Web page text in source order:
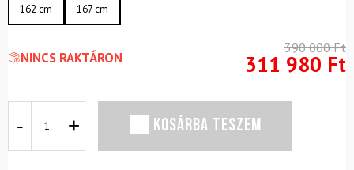
162 cm 167 cm
NINCS RAKTÁRON
390 000Ft
311 980 Ft
Hero
KOSÁRBA TESZEM